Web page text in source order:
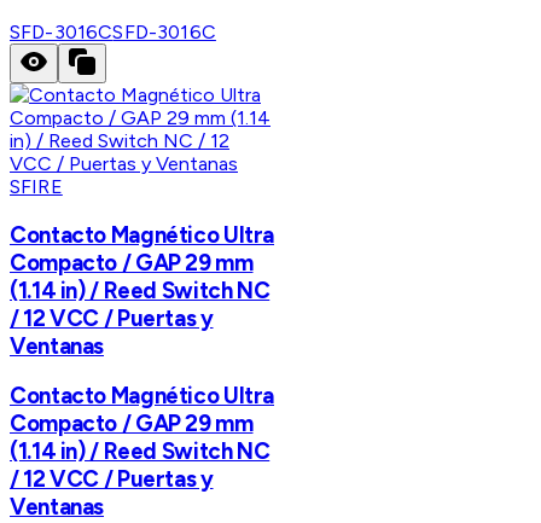
SFD-3016CSFD-3016C
SFIRE
Contacto Magnético Ultra
Compacto / GAP 29 mm
(1.14 in) / Reed Switch NC
/ 12 VCC / Puertas y
Ventanas
Contacto Magnético Ultra
Compacto / GAP 29 mm
(1.14 in) / Reed Switch NC
/ 12 VCC / Puertas y
Ventanas